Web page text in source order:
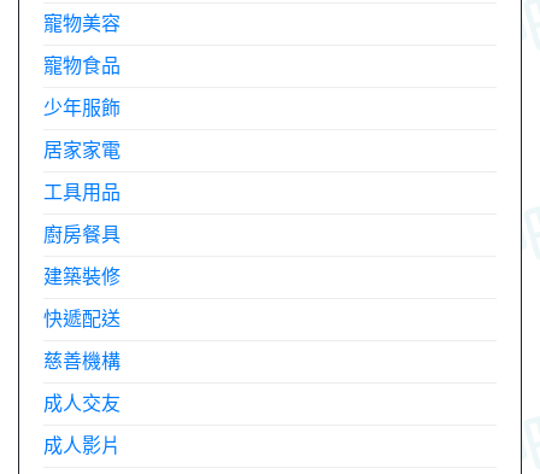
寵物美容
寵物食品
少年服飾
居家家電
工具用品
廚房餐具
建築裝修
快遞配送
慈善機構
成人交友
成人影片